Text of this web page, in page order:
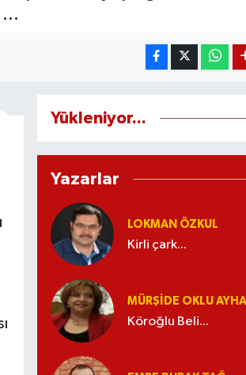
Yükleniyor...
Yazarlar
LOKMAN ÖZKUL
Kirli çark...
MÜRŞIDE OKLU
Köroğlu Beli...